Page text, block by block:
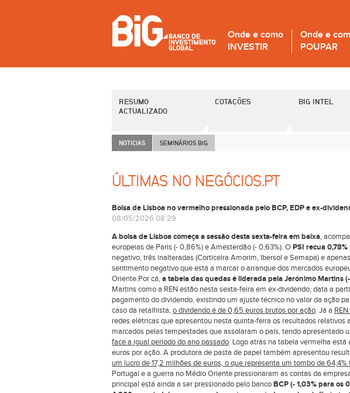
Onde e como
INVESTIR
Onde e
POUPAR
RESUMO
ACTUALIZADO
COTAÇÕES BIG INTEL
NOTICIAS SEMINÁRIOS BiG
ÚLTIMAS NO NEGÓCIOS.PT
Bolsa de Lisboa no vermelho pressionada pelo BCP, EDP e ex-
08/05/2026 08:29
A bolsa de Lisboa começa a sessão desta sexta-feira em baixa,
europeias de Paris (- 0,86%) e Amesterdão (- 0,63%). OPSI recua
negativo, três inalteradas (Corticeira Amorim, Ibersol e Semapa) e
sentimento negativo que está a marcar o arranque dos mercados
Oriente.Por cá,a tabela das quedas é liderada pela Jerónimo Martins (-
Martins como a REN estão nesta sexta-feira em ex-dividendo, data a
pagamento do dividendo, existindo um ajuste técnico no valor da ação
caso da retalhista,o dividendo é de 0,65 euros brutos por ação. Já a
redes elétricas que apresentou nesta quinta-feira os resultados
marcados pelas tempestades que assolaram o país, tendo apresentado
face a igual período do ano passado. Logo atrás na tabela vermelha
euros por ação. A produtora de pasta de papel também apresentou
um lucro de 17,2 milhões de euros, o que representa um tombo de
Portugal e a guerra no Médio Oriente pressionaram as contas da
principal está ainda a ser pressionado pelo bancoBCP (- 1,03% para os